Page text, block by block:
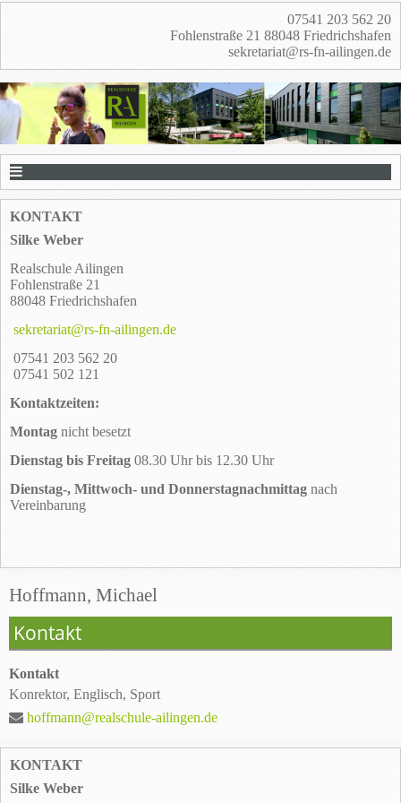
07541 203 562 20
Fohlenstraße 21 88048 Friedrichshafen
sekretariat@rs-fn-ailingen.de
KONTAKT
Silke Weber
Realschule Ailingen
Fohlenstraße 21
88048 Friedrichshafen
sekretariat@rs-fn-ailingen.de
07541 203 562 20
07541 502 121
Kontaktzeiten:
Montag nicht besetzt
Dienstag bis Freitag 08.30 Uhr bis 12.30 Uhr
Dienstag-, Mittwoch- und Donnerstagnachmittag nach
Vereinbarung
Hoffmann, Michael
Kontakt
Kontakt
Konrektor, Englisch, Sport
hoffmann@realschule-ailingen.de
KONTAKT
Silke Weber